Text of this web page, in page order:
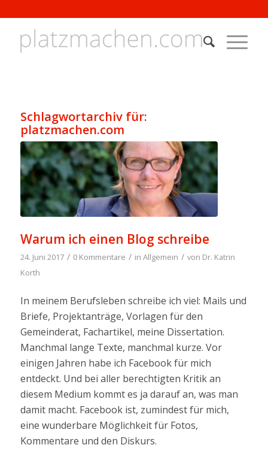
Schlagwortarchiv für:
platzmachen.com
Warum ich einen Blog schreibe
24. Juni 2017 / 0 Kommentare / in Allgemein / von Dr. Katrin
Korth
In meinem Berufsleben schreibe ich viel: Mails und
Briefe, Projektanträge, Vorlagen für den
Gemeinderat, Fachartikel, meine Dissertation.
Manchmal lange Texte, manchmal kurze. Vor
einigen Jahren habe ich Facebook für mich
entdeckt. Und bei aller berechtigten Kritik an
diesem Medium kommt es ja darauf an, was man
damit macht. Facebook ist, zumindest für mich,
eine wunderbare Möglichkeit für Fotos,
Kommentare und den Diskurs.